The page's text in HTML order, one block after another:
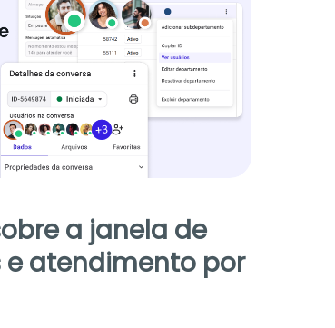
a janela de
atendimento por